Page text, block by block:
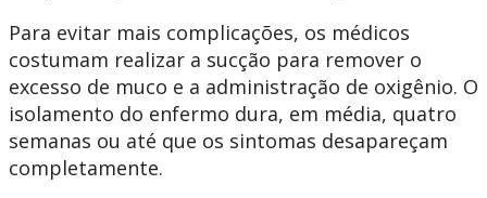
Para evitar mais complicações, os médicos
costumam realizar a sucção para remover o
excesso de muco e a administração de oxigênio. O
isolamento do enfermo dura, em média, quatro
semanas ou até que os sintomas desapareçam
completamente.